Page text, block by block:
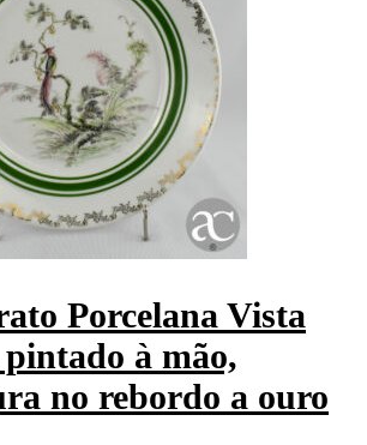
Porcelana Vista
à mão,
no rebordo a ouro